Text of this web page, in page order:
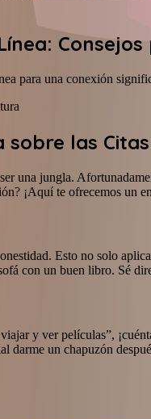
para una conexión
sobre las
una jungla.
¡Aquí te ofrecemos un
Esto no solo
con un buen libro. Sé
y ver películas”,
darme un chapuzón